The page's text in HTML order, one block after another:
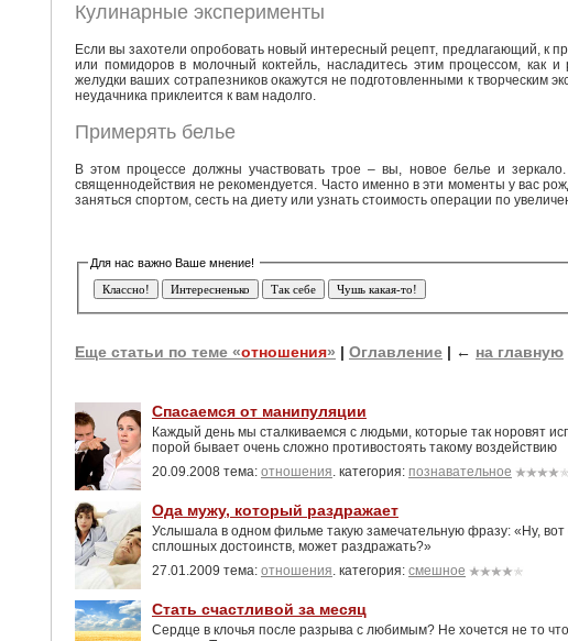
Кулинарные эксперименты
Если вы захотели опробовать новый интересный рецепт, предлагающий, к
или помидоров в молочный коктейль, насладитесь этим процессом, как и
желудки ваших сотрапезников окажутся не подготовленными к творческим
неудачника приклеится к вам надолго.
Примерять белье
В этом процессе должны участвовать трое – вы, новое белье и
священнодействия не рекомендуется. Часто именно в эти моменты у вас
заняться спортом, сесть на диету или узнать стоимость операции по
Еще статьи по теме «отношения» | Оглавление | ← на главную
Спасаемся от манипуляции
Каждый день мы сталкиваемся с людьми, которые так норовят
порой бывает очень сложно противостоять такому воздействию
20.09.2008 тема: отношения. категория: познавательное
Ода мужу, который раздражает
Услышала в одном фильме такую замечательную фразу: «Ну, вот
сплошных достоинств, может раздражать?»
27.01.2009 тема: отношения. категория: смешное
Стать счастливой за месяц
Сердце в клочья после разрыва с любимым? Не хочется не то